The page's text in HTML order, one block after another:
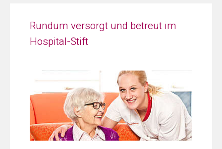
Rundum versorgt und betreut im
Hospital-Stift